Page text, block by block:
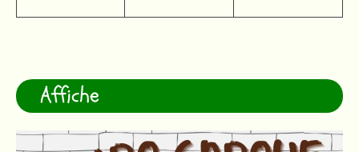
Affiche